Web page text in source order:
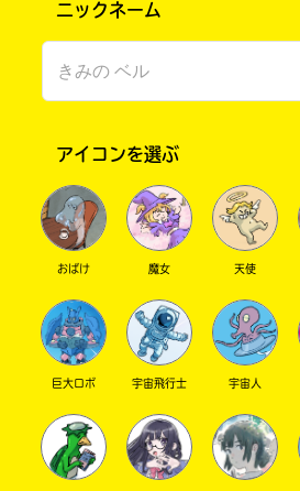
ニックネーム
アイコンを選ぶ
おばけ 魔女 天使
巨大ロボ 宇宙飛行士 宇宙人